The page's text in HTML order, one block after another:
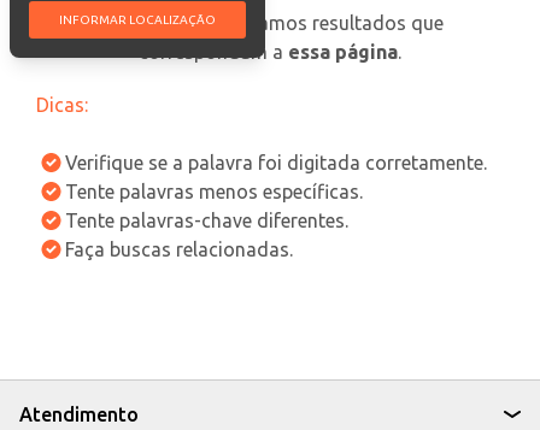
INFORMAR LOCALIZAÇÃO
oops, não encontramos resultados que
correspondam a essa página.
Dicas:
Verifique se a palavra foi digitada corretamente.
Tente palavras menos específicas.
Tente palavras-chave diferentes.
Faça buscas relacionadas.
Atendimento